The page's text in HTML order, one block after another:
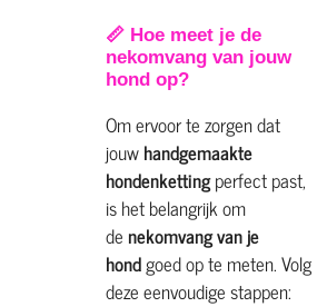
📏 Hoe meet je de
nekomvang van jouw
hond op?
Om ervoor te zorgen dat
jouwhandgemaakte
hondenkettingperfect past,
is het belangrijk om
de nekomvang van je
hondgoed op te meten. Volg
deze eenvoudige stappen: